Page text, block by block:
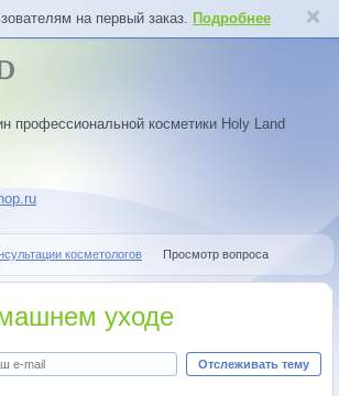
на первый заказ. Подробнее
профессиональной косметики Holy Land
косметологов Просмотр вопроса
уходе
Отслеживать тему